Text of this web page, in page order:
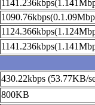
430.22kbps (53.77KB/
800KB